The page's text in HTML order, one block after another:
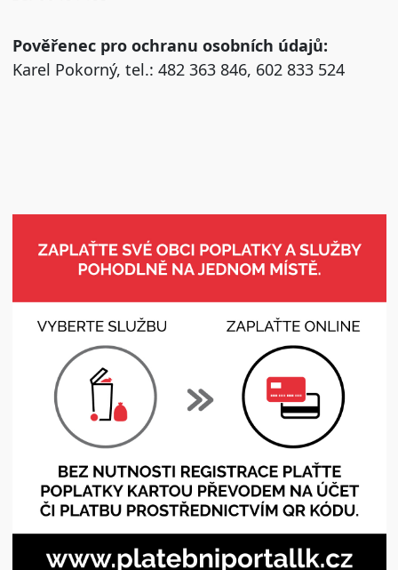
Pověřenec pro ochranu osobních údajů:
Karel Pokorný, tel.: 482 363 846, 602 833 524